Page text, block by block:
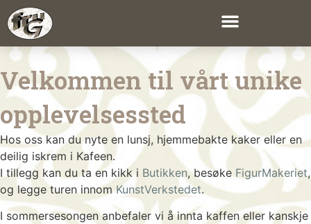
Velkommen til vårt unike
opplevelsessted
Hos oss kan du nyte en lunsj, hjemmebakte kaker eller en
deilig iskrem i Kafeen.
I tillegg kan du ta en kikk i Butikken, besøke FigurMakeriet,
og legge turen innomKunstVerkstedet.
I sommersesongen anbefaler vi å innta kaffen eller kanskje